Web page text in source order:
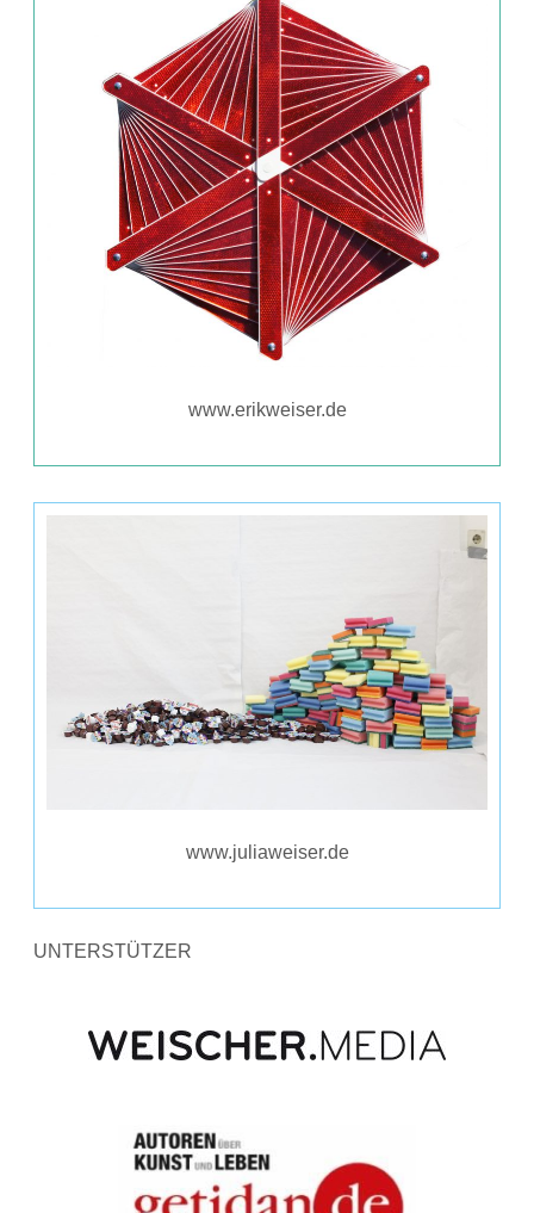
www.erikweiser.de
www.juliaweiser.de
UNTERSTÜTZER